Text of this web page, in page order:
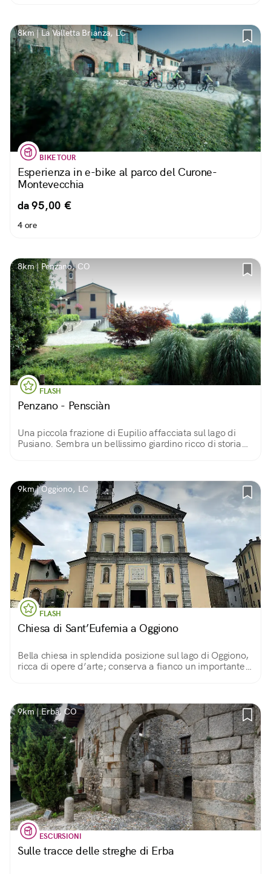
8km | La Valletta Brianza, LC
BIKE TOUR
Esperienza in e-bike al parco del Curone-
Montevecchia
da 95,00 €
4 ore
8km | Penzano, CO
FLASH
Penzano - Pensciàn
Una piccola frazione di Eupilio affacciata sul lago di
Pusiano. Sembra un bellissimo giardino ricco di storia
9km | Oggiono, LC
FLASH
Chiesa di Sant’Eufemia a Oggiono
Bella chiesa in splendida posizione sul lago di Oggiono,
ricca di opere d’arte; conserva a fianco un importante
9km | Erba, CO
ESCURSIONI
Sulle tracce delle streghe di Erba